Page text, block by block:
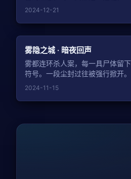
2024-12-21
雾隐之城 · 暗夜回声
雾都连环杀人案，每一具尸体留
符号。一段尘封过往被强行掀开。
2024-11-15